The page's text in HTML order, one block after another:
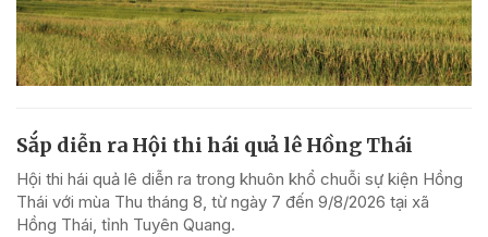
Sắp diễn ra Hội thi hái quả lê Hồng Thái
Hội thi hái quả lê diễn ra trong khuôn khổ chuỗi sự kiện Hồng
Thái với mùa Thu tháng 8, từ ngày 7 đến 9/8/2026 tại xã
Hồng Thái, tỉnh Tuyên Quang.